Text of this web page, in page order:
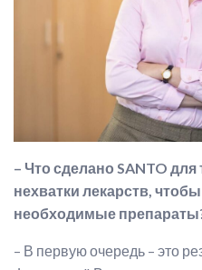
– Что сделано SANTO
нехватки лекарств,
необходимые
– В первую очередь – это